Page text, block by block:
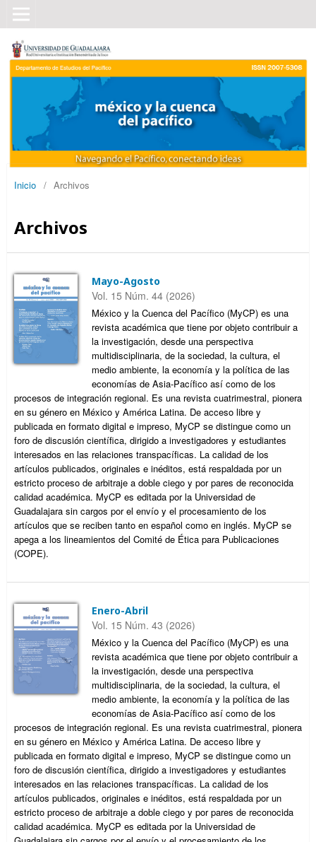
Inicio / Archivos
Archivos
Mayo-Agosto
Vol. 15 Núm. 44 (2026)
México y la Cuenca del Pacífico (MyCP) es una
revista académica que tiene por objeto contribuir a
la investigación, desde una perspectiva
multidisciplinaria, de la sociedad, la cultura, el
medio ambiente, la economía y la política de las
economías de Asia-Pacífico así como de los
procesos de integración regional. Es una revista cuatrimestral, pionera
en su género en México y América Latina. De acceso libre y
publicada en formato digital e impreso, MyCP se distingue como un
foro de discusión científica, dirigido a investigadores y estudiantes
interesados en las relaciones transpacíficas. La calidad de los
artículos publicados, originales e inéditos, está respaldada por un
estricto proceso de arbitraje a doble ciego y por pares de reconocida
calidad académica. MyCP es editada por la Universidad de
Guadalajara sin cargos por el envío y el procesamiento de los
artículos que se reciben tanto en español como en inglés. MyCP se
apega a los lineamientos del Comité de Ética para Publicaciones
(COPE).
Enero-Abril
Vol. 15 Núm. 43 (2026)
México y la Cuenca del Pacífico (MyCP) es una
revista académica que tiene por objeto contribuir a
la investigación, desde una perspectiva
multidisciplinaria, de la sociedad, la cultura, el
medio ambiente, la economía y la política de las
economías de Asia-Pacífico así como de los
procesos de integración regional. Es una revista cuatrimestral, pionera
en su género en México y América Latina. De acceso libre y
publicada en formato digital e impreso, MyCP se distingue como un
foro de discusión científica, dirigido a investigadores y estudiantes
interesados en las relaciones transpacíficas. La calidad de los
artículos publicados, originales e inéditos, está respaldada por un
estricto proceso de arbitraje a doble ciego y por pares de reconocida
calidad académica. MyCP es editada por la Universidad de